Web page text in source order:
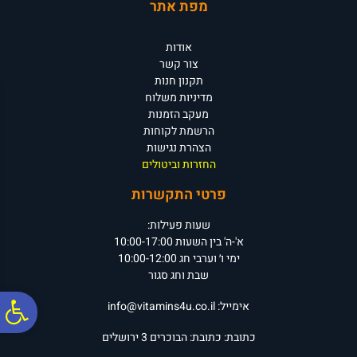
מפת אתר
אודות
צור קשר
תקנון חנות
מדיניות משלוח
מעקב הזמנות
הרשמת לקוחות
הצהרת נגישות
החזרות וביטולים
פרטי התקשרות
שעות פעילות:
א'-ה' בין השעות 10:00-17:00
ימי ו׳ וערבי חג 10:00-12:00
שבת וחג סגור
אימייל:info@vitamins4u.co.il
כתובת: כתובת: הבוכרים 3 ירושלים